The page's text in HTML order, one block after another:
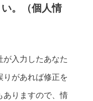
。（個人情
入力したあなた
りがあれば修正を
ありますので、情